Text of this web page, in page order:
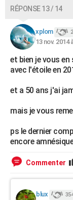
RÉPONSE 13 / 14
xplom
13 nov. 2014
et bien je vous
avec l'étoile en
et a 50 ans j'ai
mais je vous
ps le dernier
encore
Commenter
blux 354